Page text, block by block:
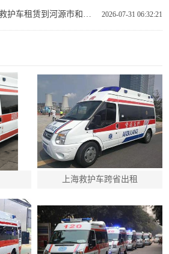
2026-07-31 06:32:21
上海救护车跨省出租